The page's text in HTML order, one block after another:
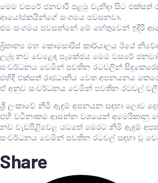
මෙම වසරේ ජනවාරී පළමු වැනිදා සිට
ආයෝජකයින්ගේ සංගමය පවසනවා.
එම සංගමය පවසන්නේ මේ හේතුවෙන් ඉදිරි
බ්‍රිතාන්‍ය මහ කොමසාරිස් කාර්යාලය ඊයේ
ලැබූ නව වෙළෙඳ පැකේජය මෙම වසරේ
සංවර්ධනය වෙමින් පවතින රටවලින්
එහිදී එක්සත් රාජධානිය වෙත අපනයනය
ඒ අනුව සංවර්ධනය වෙමින් පවතින රටවල්
ශ්‍රී ලංකාවේ නිමි ඇඳුම් අපනයන සඳහා ලොව
එහි වටිනාකම ආසන්න වශයෙන් අමෙරිකානු
නව වැඩපිළිවෙළ යටතේ මෙරට නිමි ඇඳුම්
සංවර්ධනය වෙමින් පවතින රටවල් සඳහා වූ
Share